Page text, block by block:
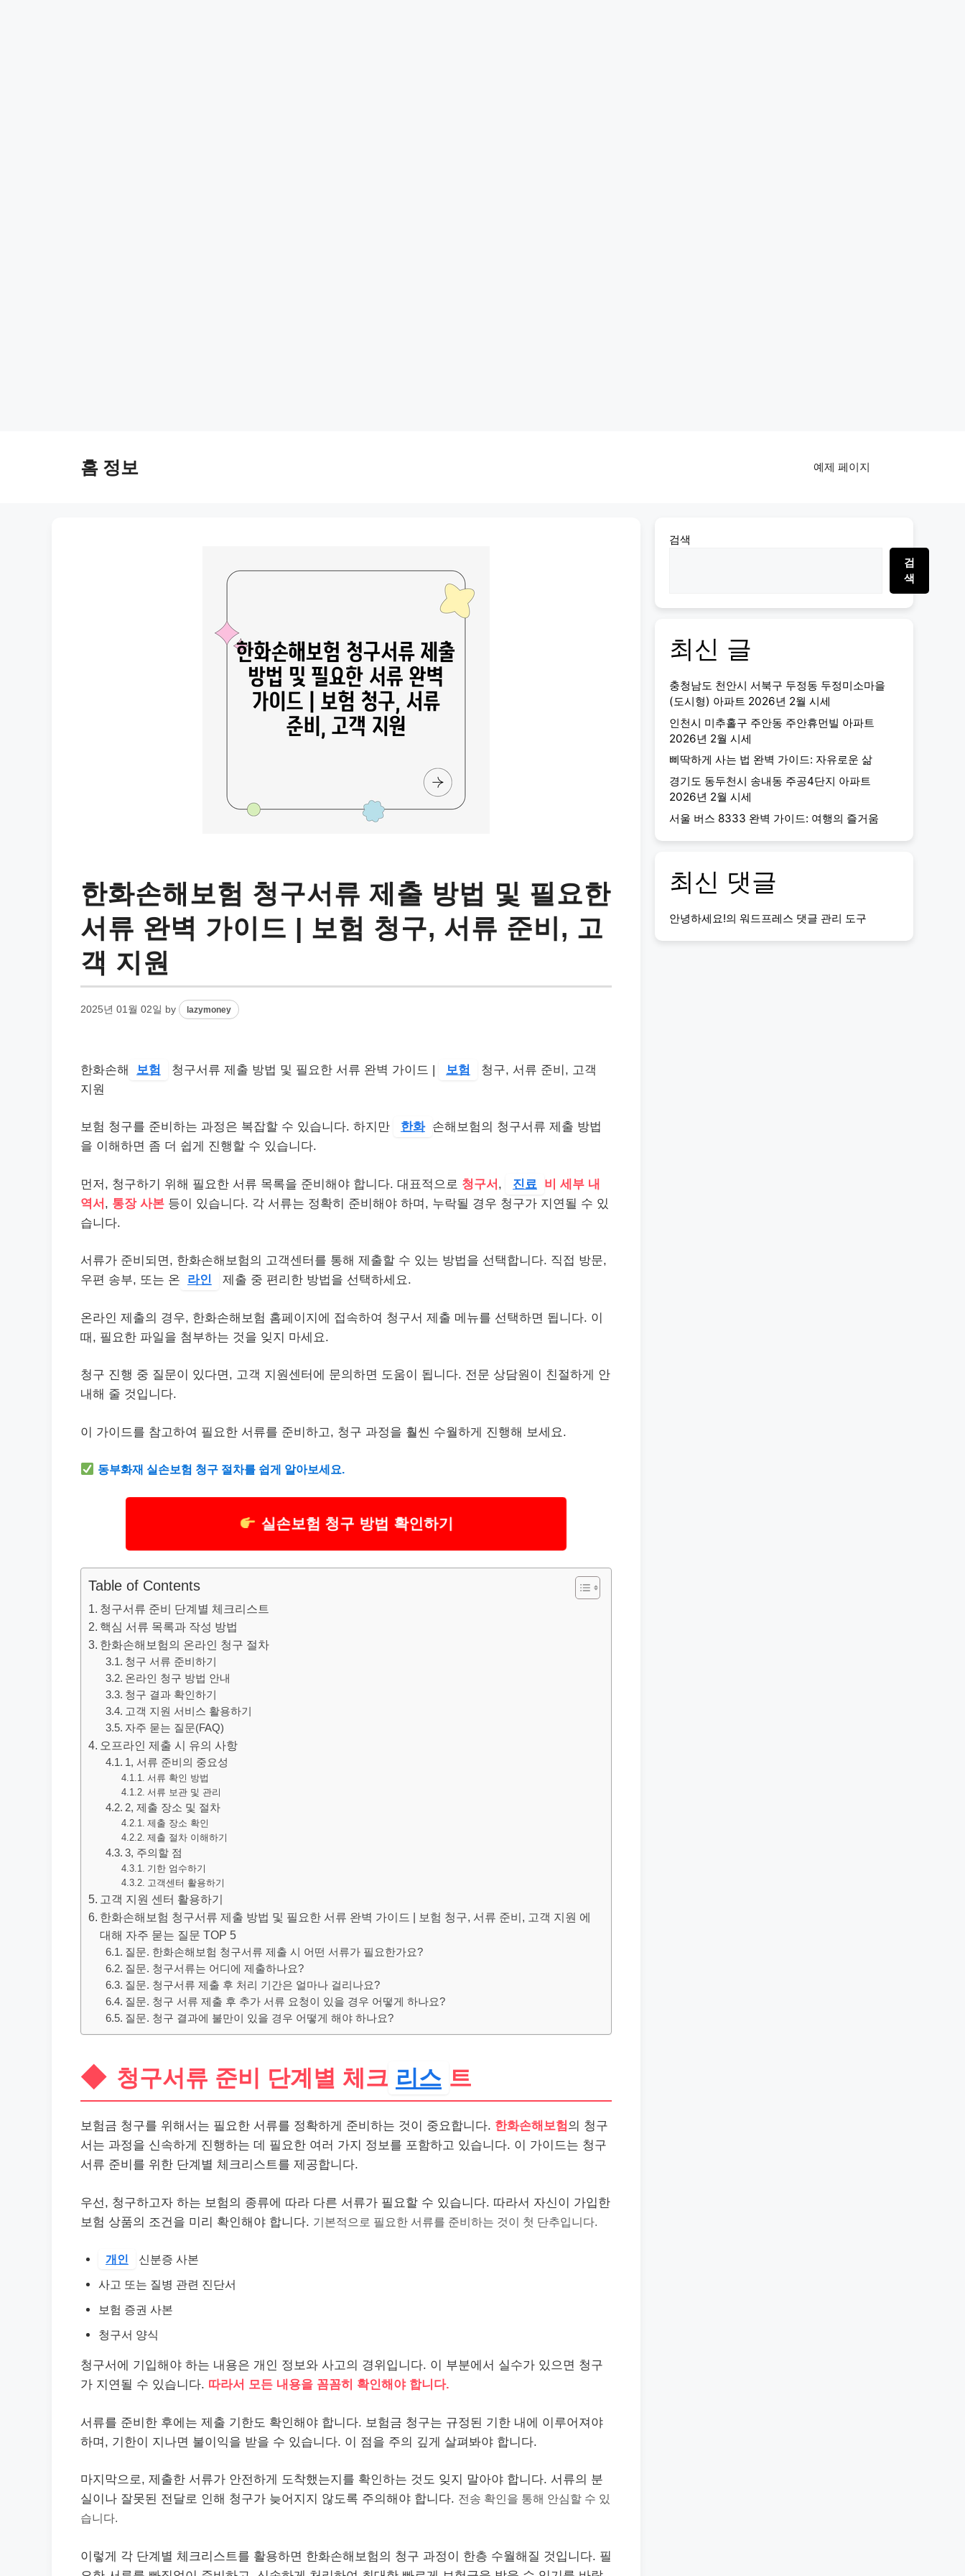
홈 정보 예제 페이지
한화손해보험 청구서류 제출 방법 및 필요한
서류 완벽 가이드 | 보험 청구, 서류 준비, 고
객 지원
2025년 01월 02일 by lazymoney
한화손해 보험 청구서류 제출 방법 및 필요한 서류 완벽 가이드 | 보험
청구, 서류 준비, 고객
지원
보험 청구를 준비하는 과정은 복잡할 수 있습니다. 하지만 한화 손해보험의 청구서류 제출 방법
을 이해하면 좀 더 쉽게 진행할 수 있습니다.
먼저, 청구하기 위해 필요한 서류 목록을 준비해야 합니다. 대표적으로 청구서 , 진료
비 세부 내
역서 , 통장 사본 등이 있습니다. 각 서류는 정확히 준비해야 하며, 누락될 경우 청구가 지연될 수 있
습니다.
서류가 준비되면, 한화손해보험의 고객센터를 통해 제출할 수 있는 방법을 선택합니다. 직접 방문,
우편 송부, 또는 온
라인 제출 중 편리한 방법을 선택하세요.
온라인 제출의 경우, 한화손해보험 홈페이지에 접속하여 청구서 제출 메뉴를 선택하면 됩니다. 이
때, 필요한 파일을 첨부하는 것을 잊지 마세요.
청구 진행 중 질문이 있다면, 고객 지원센터에 문의하면 도움이 됩니다. 전문 상담원이 친절하게 안
내해 줄 것입니다.
이 가이드를 참고하여 필요한 서류를 준비하고, 청구 과정을 훨씬 수월하게 진행해 보세요.
동부화재 실손보험 청구 절차를 쉽게 알아보세요.
실손보험 청구 방법 확인하기
Table of Contents
청구서류 준비 단계별 체크리스트
핵심 서류 목록과 작성 방법
한화손해보험의 온라인 청구 절차
청구 서류 준비하기
온라인 청구 방법 안내
청구 결과 확인하기
고객 지원 서비스 활용하기
자주 묻는 질문(FAQ)
오프라인 제출 시 유의 사항
1, 서류 준비의 중요성
서류 확인 방법
서류 보관 및 관리
2, 제출 장소 및 절차
제출 장소 확인
제출 절차 이해하기
3, 주의할 점
기한 엄수하기
고객센터 활용하기
고객 지원 센터 활용하기
한화손해보험 청구서류 제출 방법 및 필요한 서류 완벽 가이드 | 보험 청구, 서류 준비, 고객 지원 에
대해 자주 묻는 질문 TOP 5
질문. 한화손해보험 청구서류 제출 시 어떤 서류가 필요한가요?
질문. 청구서류는 어디에 제출하나요?
질문. 청구서류 제출 후 처리 기간은 얼마나 걸리나요?
질문. 청구 서류 제출 후 추가 서류 요청이 있을 경우 어떻게 하나요?
질문. 청구 결과에 불만이 있을 경우 어떻게 해야 하나요?
청구서류 준비 단계별 체크 리스 트
보험금 청구를 위해서는 필요한 서류를 정확하게 준비하는 것이 중요합니다. 한화손해보험의 청구
서는 과정을 신속하게 진행하는 데 필요한 여러 가지 정보를 포함하고 있습니다. 이 가이드는 청구
서류 준비를 위한 단계별 체크리스트를 제공합니다.
우선, 청구하고자 하는 보험의 종류에 따라 다른 서류가 필요할 수 있습니다. 따라서 자신이 가입한
보험 상품의 조건을 미리 확인해야 합니다. 기본적으로 필요한 서류를 준비하는 것이 첫 단추입니다.
개인
신분증 사본
사고 또는 질병 관련 진단서
보험 증권 사본
청구서 양식
청구서에 기입해야 하는 내용은 개인 정보와 사고의 경위입니다. 이 부분에서 실수가 있으면 청구
가 지연될 수 있습니다. 따라서 모든 내용을 꼼꼼히 확인해야 합니다.
서류를 준비한 후에는 제출 기한도 확인해야 합니다. 보험금 청구는 규정된 기한 내에 이루어져야
하며, 기한이 지나면 불이익을 받을 수 있습니다. 이 점을 주의 깊게 살펴봐야 합니다.
마지막으로, 제출한 서류가 안전하게 도착했는지를 확인하는 것도 잊지 말아야 합니다. 서류의 분
실이나 잘못된 전달로 인해 청구가 늦어지지 않도록 주의해야 합니다. 전송 확인을 통해 안심할 수 있
습니다.
이렇게 각 단계별 체크리스트를 활용하면 한화손해보험의 청구 과정이 한층 수월해질 것입니다. 필
검색
검
색
최신 글
충청남도 천안시 서북구 두정동 두정미소마을
(도시형) 아파트 2026년 2월 시세
인천시 미추홀구 주안동 주안휴먼빌 아파트
2026년 2월 시세
삐딱하게 사는 법 완벽 가이드: 자유로운 삶
경기도 동두천시 송내동 주공4단지 아파트
2026년 2월 시세
서울 버스 8333 완벽 가이드: 여행의 즐거움
최신 댓글
안녕하세요!의 워드프레스 댓글 관리 도구